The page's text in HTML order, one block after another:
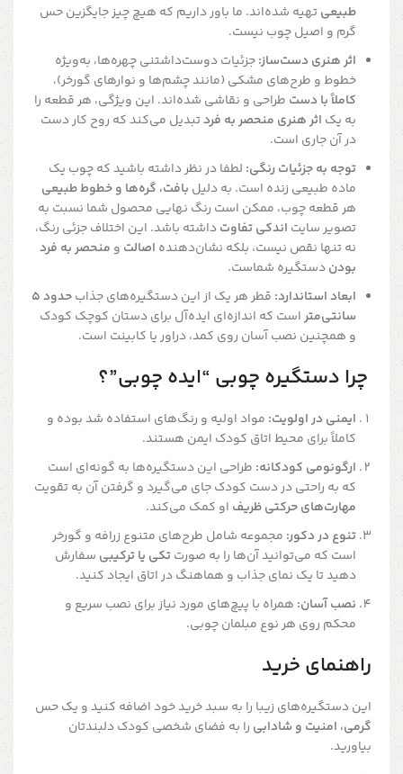
طبیعیتهیه شده‌اند. ما باور داریم که هیچ چیز جایگزین حس
گرم و اصیل چوب نیست.
اثر هنری دست‌ساز:جزئیات دوست‌داشتنی چهره‌ها، به‌ویژه
خطوط و طرح‌های مشکی (مانند چشم‌ها و نوارهای گورخر)،
کاملاً با دست طراحی و نقاشی شده‌اند. این ویژگی، هر قطعه را
به یک اثر هنری منحصر به فردتبدیل می‌کند که روح کار دست
در آن جاری است.
توجه به جزئیات رنگی: لطفا در نظر داشته باشید که چوب یک
ماده طبیعی زنده است. به دلیل بافت، گره‌ها و خطوط طبیعی
هر قطعه چوب، ممکن است رنگ نهایی محصول شما نسبت به
تصویر سایت اندکی تفاوتداشته باشد. این اختلاف جزئی رنگ،
نه تنها نقص نیست، بلکه نشان‌دهنده اصالت و منحصر به فرد
بودندستگیره شماست.
ابعاد استاندارد: قطر هر یک از این دستگیره‌های جذاب
حدود 5
سانتی‌متراست که اندازه‌ای ایده‌آل برای دستان کوچک کودک
و همچنین نصب آسان روی کمد، دراور یا کابینت است.
چرا دستگیره چوبی “ایده چوبی”؟
ایمنی در اولویت: مواد اولیه و رنگ‌های استفاده شد بوده و
کاملاً برای محیط اتاق کودک ایمن هستند.
ارگونومی کودکانه: طراحی این دستگیره‌ها به گونه‌ای است
که به راحتی در دست کودک جای می‌گیرد و گرفتن آن به تقویت
مهارت‌های حرکتی ظریف او کمک می‌کند.
تنوع در دکور: مجموعه شامل طرح‌های متنوع زرافه و گورخر
است که می‌توانید آن‌ها را به صورتتکی یا ترکیبی سفارش
دهید تا یک نمای جذاب و هماهنگ در اتاق ایجاد کنید.
نصب آسان: همراه با پیچ‌های مورد نیاز برای نصب سریع و
محکم روی هر نوع مبلمان چوبی.
راهنمای خرید
این دستگیره‌های زیبا را به سبد خرید خود اضافه کنید و یک حس
گرمی، امنیت و شادابی را به فضای شخصی کودک دلبندتان
بیاورید.